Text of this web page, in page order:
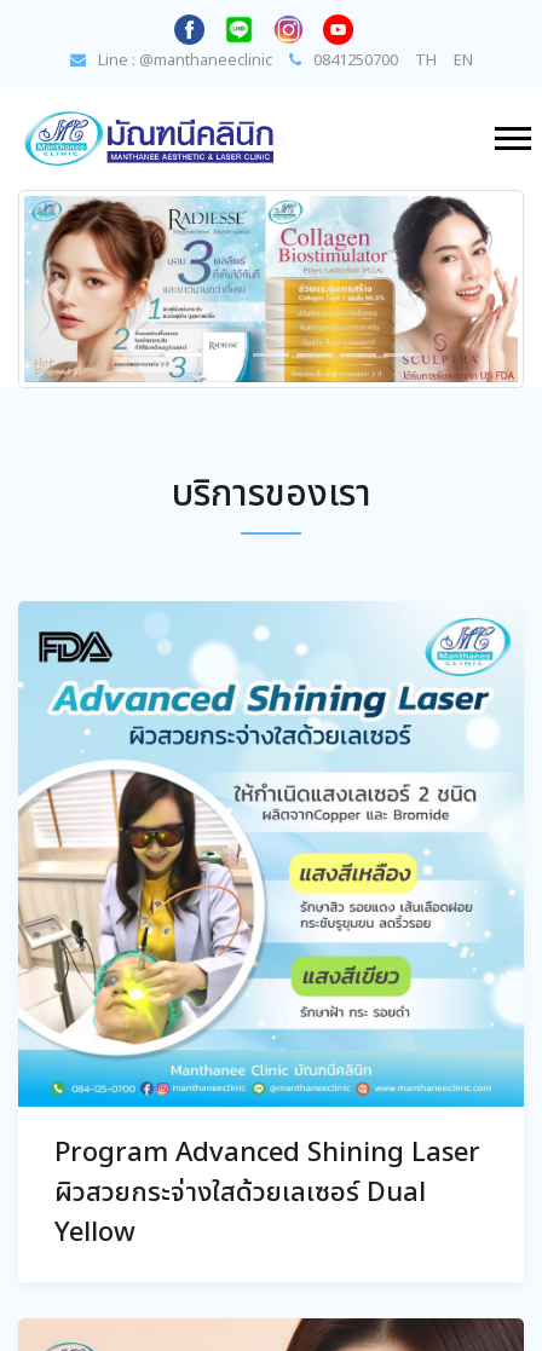
Line : @manthaneeclinic 0841250700 TH EN
Previous Next
บริการของเรา
Program Advanced Shining Laser
ผิวสวยกระจ่างใสด้วยเลเซอร์ Dual
Yellow